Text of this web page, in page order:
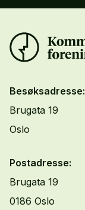
Besøksadresse:
Brugata 19
Oslo
Postadresse:
Brugata 19
0186 Oslo